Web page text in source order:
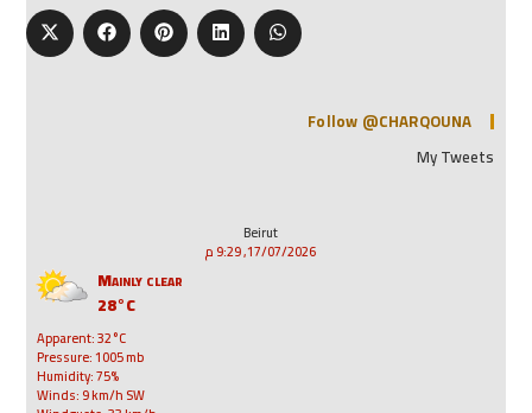
Follow @CHARQOUNA
My Tweets
Beirut
17/07/2026, 9:29 م
Mainly clear
28°C
Apparent: 32°C
Pressure: 1005 mb
Humidity: 75%
Winds: 9 km/h SW